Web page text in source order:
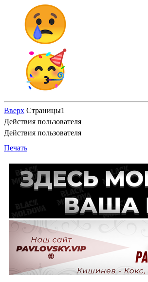
Вверх Страницы1
Действия пользователя
Действия пользователя
Печать